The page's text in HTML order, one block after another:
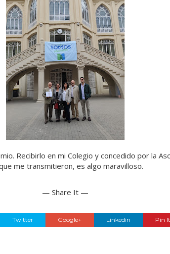
Recibirlo en mi Colegio y concedido por la
me transmitieron, es algo maravilloso.
— Share It —
Twitter Google+ Linkedin Pin It